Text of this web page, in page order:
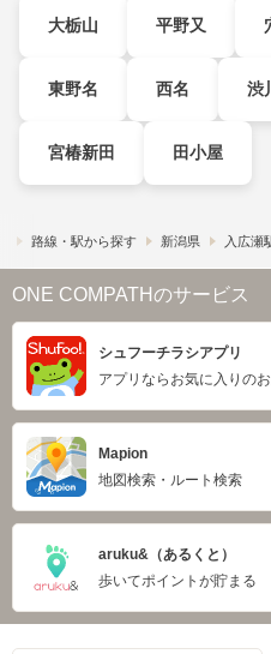
大栃山 平野又
東野名 西名 渋川
宮椿新田 田小屋
路線・駅から探す 新潟県 入広瀬
ONE COMPATHのサービス
シュフーチラシアプリ
アプリならお気に入りの
Mapion
地図検索・ルート検索
aruku&（あるくと）
歩いてポイントが貯まる